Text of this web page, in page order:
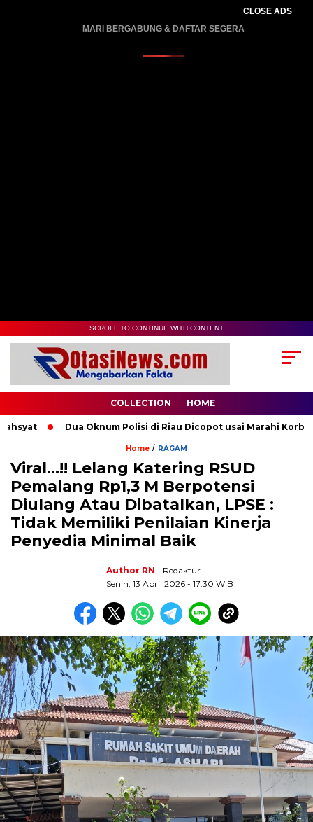
CLOSE ADS
MARI BERGABUNG & DAFTAR SEGERA
SCROLL TO CONTINUE WITH CONTENT
COLLECTION HOME
Dua Oknum Polisi di Riau Dicopot usai Marahi Korban
Home / RAGAM
Viral…!! Lelang Katering RSUD
Pemalang Rp1,3 M Berpotensi
Diulang Atau Dibatalkan, LPSE :
Tidak Memiliki Penilaian Kinerja
Penyedia Minimal Baik
Author RN - Redaktur
Senin, 13 April 2026 - 17:30 WIB